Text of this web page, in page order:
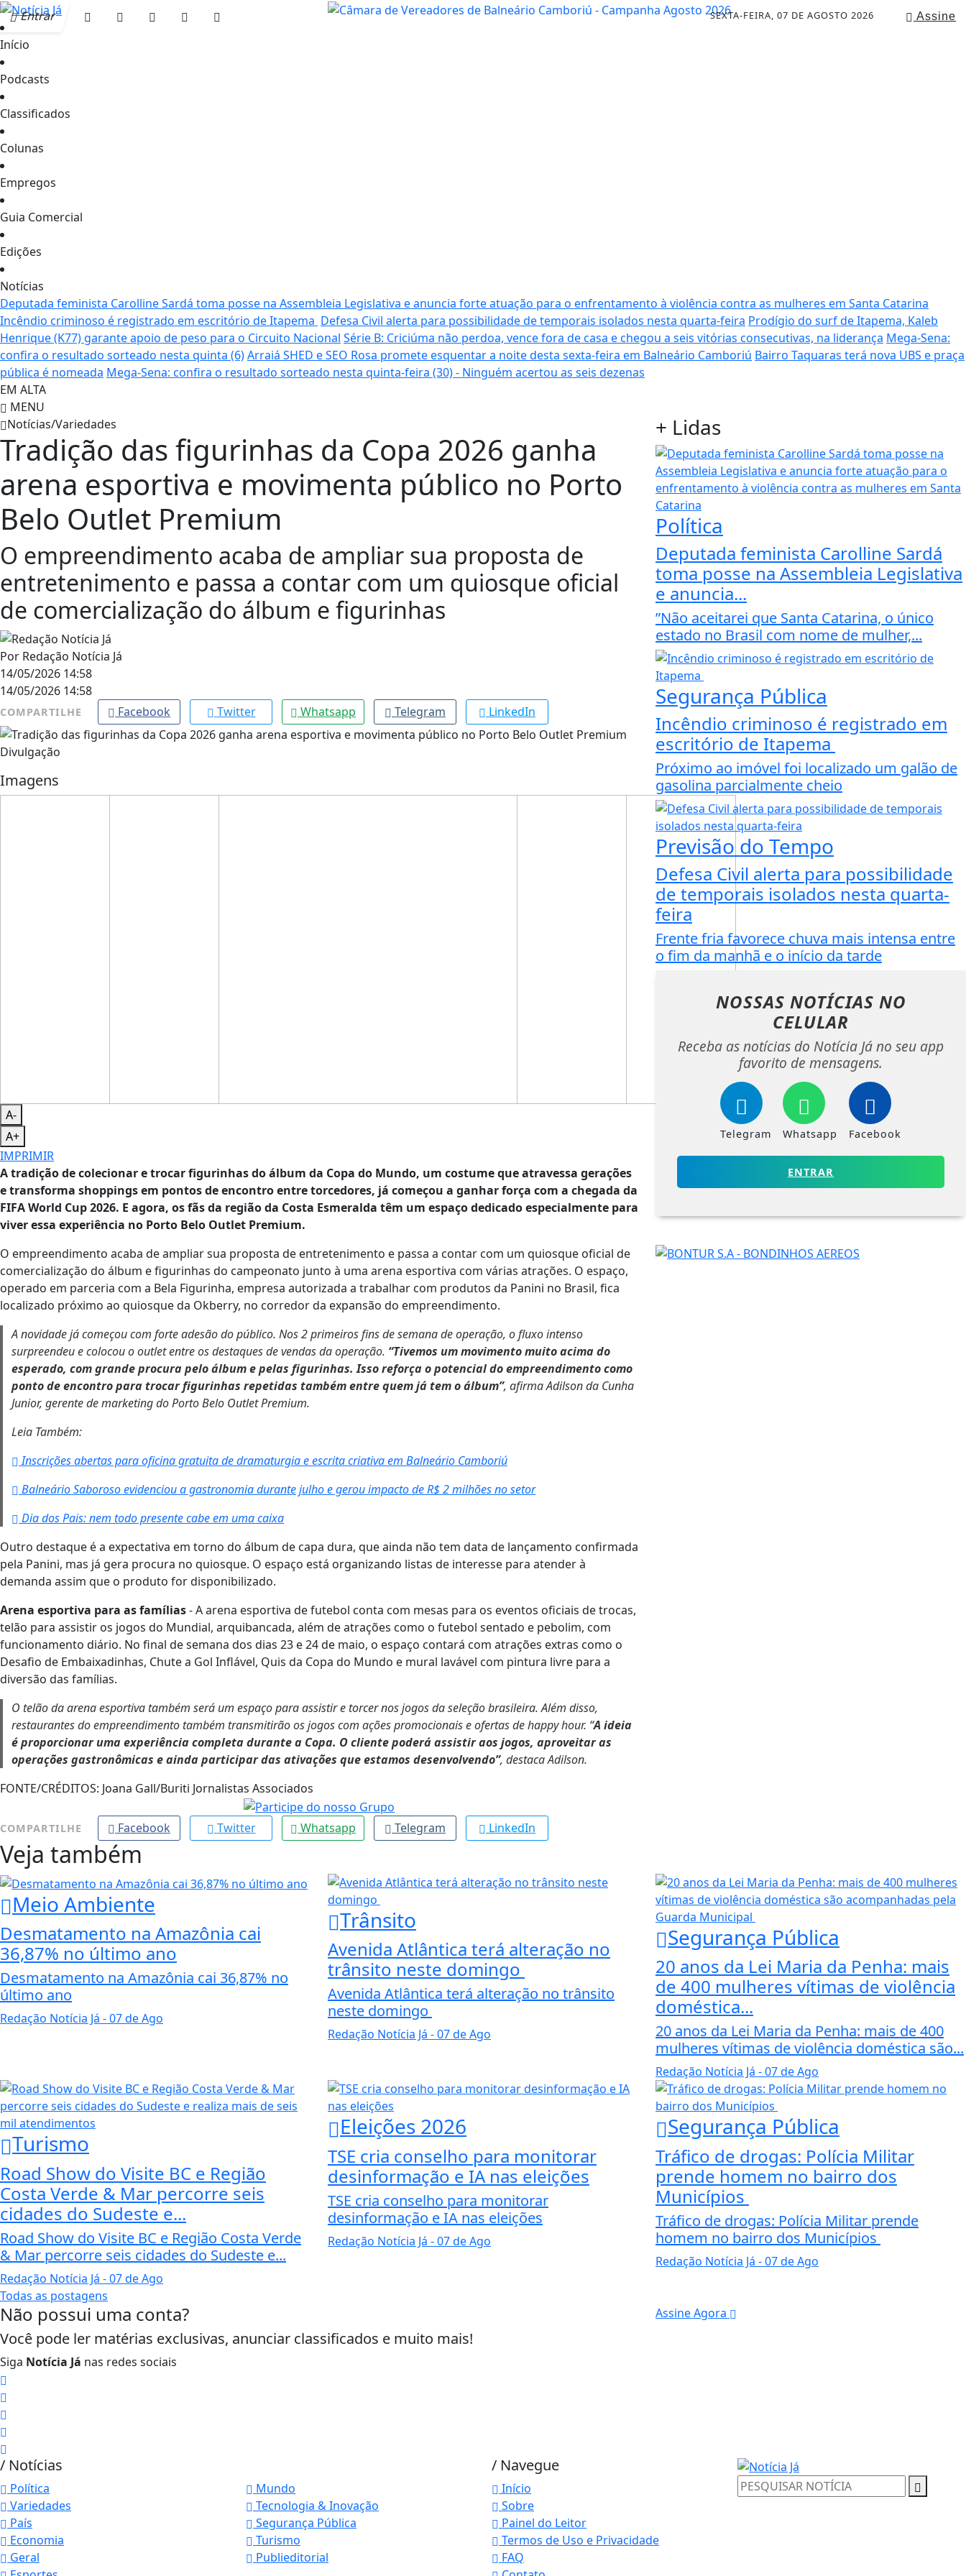
Entrar Assine
SEXTA-FEIRA, 07 DE AGOSTO 2026
Início
Podcasts
Classificados
Colunas
Empregos
Guia Comercial
Edições
Notícias
Deputada feminista Carolline Sardá toma posse na Assembleia Legislativa e anuncia forte atuação para o enfrentamento à violência contra as mulheres em Santa Catarina
Incêndio criminoso é registrado em escritório de Itapema Defesa Civil alerta para possibilidade de temporais isolados nesta quarta-feira Prodígio do surf de Itapema, Kaleb
Henrique (K77) garante apoio de peso para o Circuito Nacional Série B: Criciúma não perdoa, vence fora de casa e chegou a seis vitórias consecutivas, na liderança Mega-Sena:
confira o resultado sorteado nesta quinta (6)Arraiá SHED e SEO Rosa promete esquentar a noite desta sexta-feira em Balneário Camboriú Bairro Taquaras terá nova UBS e praça
pública é nomeada Mega-Sena: confira o resultado sorteado nesta quinta-feira (30) - Ninguém acertou as seis dezenas
EM ALTA
MENU
Notícias/Variedades
Tradição das figurinhas da Copa 2026 ganha
arena esportiva e movimenta público no Porto
Belo Outlet Premium
O empreendimento acaba de ampliar sua proposta de
entretenimento e passa a contar com um quiosque oficial
de comercialização do álbum e figurinhas
Por Redação Notícia Já
14/05/2026 14:58
14/05/2026 14:58
COMPARTILHE Facebook Twitter Whatsapp Telegram LinkedIn
Divulgação
Imagens
A-
A+
IMPRIMIR
A tradição de colecionar e trocar figurinhas do álbum da Copa do Mundo, um costume que atravessa gerações
e transforma shoppings em pontos de encontro entre torcedores, já começou a ganhar força com a chegada da
FIFA World Cup 2026. E agora, os fãs da região da Costa Esmeralda têm um espaço dedicado especialmente para
viver essa experiência no Porto Belo Outlet Premium.
O empreendimento acaba de ampliar sua proposta de entretenimento e passa a contar com um quiosque oficial de
comercialização do álbum e figurinhas do campeonato junto à uma arena esportiva com várias atrações. O espaço,
operado em parceria com a Bela Figurinha, empresa autorizada a trabalhar com produtos da Panini no Brasil, fica
localizado próximo ao quiosque da Okberry, no corredor da expansão do empreendimento.
A novidade já começou com forte adesão do público. Nos 2 primeiros fins de semana de operação, o fluxo intenso
surpreendeu e colocou o outlet entre os destaques de vendas da operação. “Tivemos um movimento muito acima do
esperado, com grande procura pelo álbum e pelas figurinhas. Isso reforça o potencial do empreendimento como
ponto de encontro para trocar figurinhas repetidas também entre quem já tem o álbum”, afirma Adilson da Cunha
Junior, gerente de marketing do Porto Belo Outlet Premium.
Leia Também:
Inscrições abertas para oficina gratuita de dramaturgia e escrita criativa em Balneário Camboriú
Balneário Saboroso evidenciou a gastronomia durante julho e gerou impacto de R$ 2 milhões no setor
Dia dos Pais: nem todo presente cabe em uma caixa
Outro destaque é a expectativa em torno do álbum de capa dura, que ainda não tem data de lançamento confirmada
pela Panini, mas já gera procura no quiosque. O espaço está organizando listas de interesse para atender à
demanda assim que o produto for disponibilizado.
Arena esportiva para as famílias- A arena esportiva de futebol conta com mesas para os eventos oficiais de trocas,
telão para assistir os jogos do Mundial, arquibancada, além de atrações como o futebol sentado e pebolim, com
funcionamento diário. No final de semana dos dias 23 e 24 de maio, o espaço contará com atrações extras como o
Desafio de Embaixadinhas, Chute a Gol Inflável, Quis da Copa do Mundo e mural lavável com pintura livre para a
diversão das famílias.
O telão da arena esportiva também será um espaço para assistir e torcer nos jogos da seleção brasileira. Além disso,
restaurantes do empreendimento também transmitirão os jogos com ações promocionais e ofertas de happy hour. “A ideia
é proporcionar uma experiência completa durante a Copa. O cliente poderá assistir aos jogos, aproveitar as
operações gastronômicas e ainda participar das ativações que estamos desenvolvendo”, destaca Adilson.
FONTE/CRÉDITOS: Joana Gall/Buriti Jornalistas Associados
COMPARTILHE Facebook Twitter Whatsapp Telegram LinkedIn
+ Lidas
Política
Deputada feminista Carolline Sardá
toma posse na Assembleia Legislativa
e anuncia...
”Não aceitarei que Santa Catarina, o único
estado no Brasil com nome de mulher,...
Segurança Pública
Incêndio criminoso é registrado em
escritório de Itapema
Próximo ao imóvel foi localizado um galão de
gasolina parcialmente cheio
Previsão do Tempo
Defesa Civil alerta para possibilidade
de temporais isolados nesta quarta-
feira
Frente fria favorece chuva mais intensa entre
o fim da manhã e o início da tarde
NOSSAS NOTÍCIAS NO
CELULAR
Receba as notícias do Notícia Já no seu app
favorito de mensagens.
Telegram Whatsapp Facebook
ENTRAR
Veja também
Meio Ambiente
Desmatamento na Amazônia cai
36,87% no último ano
Desmatamento na Amazônia cai 36,87% no
último ano
Redação Notícia Já - 07 de Ago
Trânsito
Avenida Atlântica terá alteração no
trânsito neste domingo
Avenida Atlântica terá alteração no trânsito
neste domingo
Redação Notícia Já - 07 de Ago
Segurança Pública
20 anos da Lei Maria da Penha: mais
de 400 mulheres vítimas de violência
doméstica...
20 anos da Lei Maria da Penha: mais de 400
mulheres vítimas de violência doméstica são...
Redação Notícia Já - 07 de Ago
Turismo
Road Show do Visite BC e Região
Costa Verde & Mar percorre seis
cidades do Sudeste e...
Road Show do Visite BC e Região Costa Verde
& Mar percorre seis cidades do Sudeste e...
Redação Notícia Já - 07 de Ago
Eleições 2026
TSE cria conselho para monitorar
desinformação e IA nas eleições
TSE cria conselho para monitorar
desinformação e IA nas eleições
Redação Notícia Já - 07 de Ago
Segurança Pública
Tráfico de drogas: Polícia Militar
prende homem no bairro dos
Municípios
Tráfico de drogas: Polícia Militar prende
homem no bairro dos Municípios
Redação Notícia Já - 07 de Ago
Todas as postagens
Não possui uma conta?
Você pode ler matérias exclusivas, anunciar classificados e muito mais!
Assine Agora
Siga Notícia Já nas redes sociais
/ Notícias
Política
Mundo
Variedades
Tecnologia & Inovação
País
Segurança Pública
Economia
Turismo
Geral
Publieditorial
/ Navegue
Início
Sobre
Painel do Leitor
Termos de Uso e Privacidade
FAQ
Esse site utiliza cookies para melhorar sua experiência de navegação. Ao continuar o acesso, entendemos que você
concorda com nossos Termos de Uso e Privacidade.